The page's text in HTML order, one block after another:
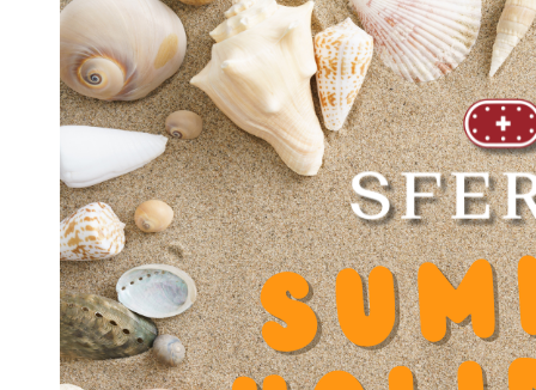
Diamètre extérieur D
0
Diamètre intérieur d
0
Longueur
195 mm
Coeff. Facteur Dynamique Y
0.000000
Diamètre d'axe d
8
Diamètre Lamage u
7.5
Diamètre passage vis fixation support
4.5
Diamètre passage vis fixation support
3.3
Ecartement vis Y
16